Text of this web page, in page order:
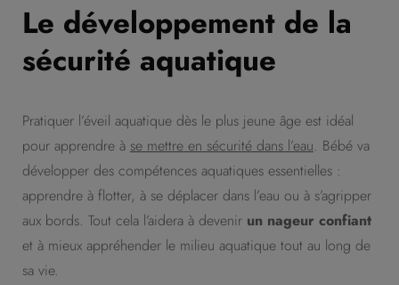
Le développement de la
sécurité aquatique
Pratiquer l’éveil aquatique dès le plus jeune âge est idéal
pour apprendre à se mettre en sécurité dans l’eau. Bébé va
développer des compétences aquatiques essentielles :
apprendre à flotter, à se déplacer dans l’eau ou à s’agripper
aux bords. Tout cela l’aidera à devenir un nageur confiant
et à mieux appréhender le milieu aquatique tout au long de
sa vie.